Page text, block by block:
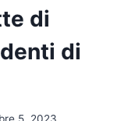
di
di